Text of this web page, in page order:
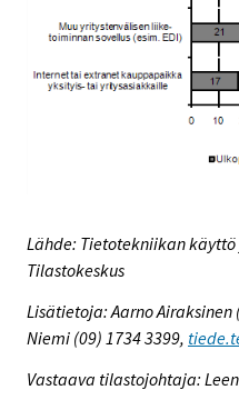
Lähde: Tietotekniikan käyttö
Tilastokeskus
Lisätietoja: Aarno Airaksinen
Niemi (09) 1734 3399,
Vastaava tilastojohtaja: